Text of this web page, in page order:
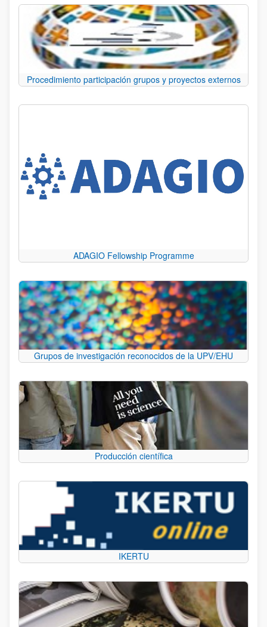
Procedimiento participación grupos y proyectos externos
ADAGIO Fellowship Programme
Grupos de investigación reconocidos de la UPV/EHU
Producción científica
IKERTU